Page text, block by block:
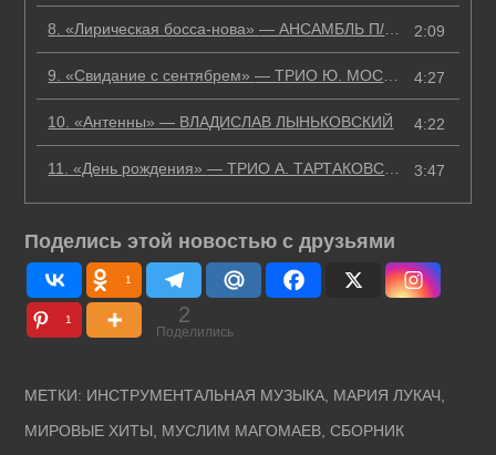
8.«Лирическая босса-нова»— АНСАМБЛЬ П/У А. ТАРТАКОВСКОГО 2:09
9.«Свидание с сентябрем»— ТРИО Ю. МОСЕИЧЕВА 4:27
10.«Антенны»— ВЛАДИСЛАВ ЛЫНЬКОВСКИЙ 4:22
11.«День рождения»— ТРИО А. ТАРТАКОВСКОГО 3:47
Поделись этой новостью с друзьями
1
1 2
Поделились
МЕТКИ: ИНСТРУМЕНТАЛЬНАЯ МУЗЫКА МАРИЯ ЛУКАЧ
МИРОВЫЕ ХИТЫ МУСЛИМ МАГОМАЕВ СБОРНИК